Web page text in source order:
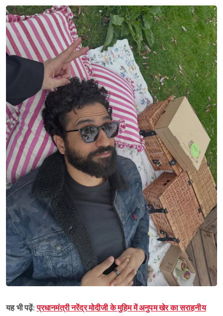
यह भी पढ़ें:प्रधानमंत्री नरेंद्र मोदीजी के मुहिम में अनुपम खेर का सराहनीय